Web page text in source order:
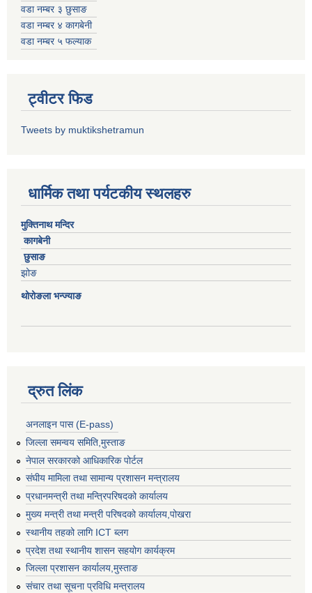
वडा नम्बर ३ छुसाङ
वडा नम्बर ४ कागबेनी
वडा नम्बर ५ फल्याक
ट्वीटर फिड
Tweets by muktikshetramun
धार्मिक तथा पर्यटकीय स्थलहरु
मुक्तिनाथ मन्दिर
कागबेनी
छुसाङ
झोङ
थोरोङला भन्ज्याङ
द्रुत लिंक
अनलाइन पास (E-pass)
जिल्ला समन्वय समिति,मुस्ताङ
नेपाल सरकारको आधिकारिक पोर्टल
संघीय मामिला तथा सामान्य प्रशासन मन्त्रालय
प्रधानमन्त्री तथा मन्त्रिपरिषदको कार्यालय
मुख्य मन्त्री तथा मन्त्री परिषदको कार्यालय,पोखरा
स्थानीय तहको लागि ICT ब्लग
प्रदेश तथा स्थानीय शासन सहयोग कार्यक्रम
जिल्ला प्रशासन कार्यालय,मुस्ताङ
संचार तथा सूचना प्रविधि मन्त्रालय